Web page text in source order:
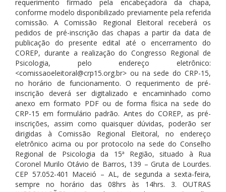
requerimento firmado pela encabeçadora da chapa,
conforme modelo disponibilizado previamente pela referida
comissão. A Comissão Regional Eleitoral receberá os
pedidos de pré-inscrição das chapas a partir da data de
publicação do presente edital até o encerramento do
COREP, durante a realização do Congresso Regional de
Psicologia, pelo endereço eletrônico:
<comissaoeleitoral@crp15.org.br> ou na sede do CRP-15,
no horário de funcionamento. O requerimento de pré-
inscrição deverá ser digitalizado e encaminhado como
anexo em formato PDF ou de forma física na sede do
CRP-15 em formulário padrão. Antes do COREP, as pré-
inscrições, assim como quaisquer dúvidas, poderão ser
dirigidas à Comissão Regional Eleitoral, no endereço
eletrônico acima ou por protocolo na sede do Conselho
Regional de Psicologia da 15ª Região, situado à Rua
Coronel Murilo Otávio de Barros, 139 – Gruta de Lourdes.
CEP 57.052-401 Maceió – AL, de segunda a sexta-feira,
sempre no horário das 08hrs às 14hrs. 3. OUTRAS